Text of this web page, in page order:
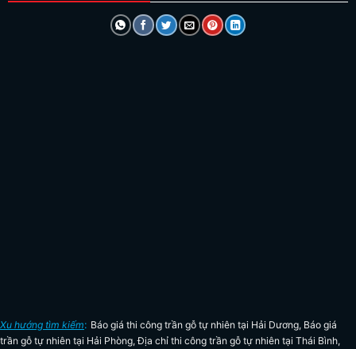
Xu hướng tìm kiếm: Báo giá thi công trần gỗ tự nhiên tại Hải Dương, Báo giá
trần gỗ tự nhiên tại Hải Phòng,Địa chỉ thi công trần gỗ tự nhiên tại Thái Bình,